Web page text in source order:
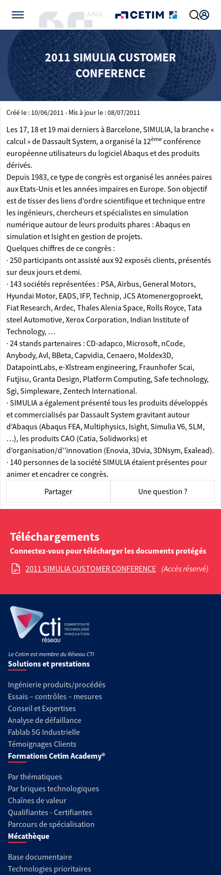
2011 SIMULIA CUSTOMER
CONFERENCE
Créé le : 10/06/2011 - Mis à jour le : 08/07/2011
Les 17, 18 et 19 mai derniers à Barcelone, SIMULIA, la branche «
calcul » de Dassault System, a organisé la 12ème conférence
européenne utilisateurs du logiciel Abaqus et des produits
dérivés.
Depuis 1983, ce type de congrès est organisé les années paires
aux Etats-Unis et les années impaires en Europe. Son objectif
est de tisser des liens d’ordre scientifique et technique entre
les ingénieurs, chercheurs et spécialistes en simulation
numérique autour de leurs produits phares : Abaqus en
simulation et Isight en gestion de projets.
Quelques chiffres de ce congrès :
· 250 participants ont assisté aux 92 exposés clients, présentés
sur deux jours et demi.
· 143 sociétés représentées : PSA, Airbus, General Motors,
Hyundai Motor, EADS, IFP, Technip, JCS Atomenergoproekt,
Fiat Research, Ardec, Thales Alenia Space, Rolls Royce, Tata
steel Automotive, Xerox Corporation, Indian Institute of
Technology, …
· 24 stands partenaires : CD-adapco, Microsoft, nCode,
Anybody, Avl, BBeta, Capvidia, Cenaero, Moldex3D,
DatapointLabs, e-Xlstream engineering, Fraunhofer Scai,
Futjisu, Granta Design, Platform Computing, Safe technology,
Sgi, Simpleware, Zentech International.
· SIMULIA a également présenté tous les produits développés
et commercialisés par Dassault System gravitant autour
d’Abaqus (Abaqus FEA, Multiphysics, Isight, Simulia V6, SLM,
…), les produits CAO (Catia, Solidworks) et
d’organisation/d’’innovation (Enovia, 3Dvia, 3DNsym, Exalead).
· 140 personnes de la société SIMULIA étaient présentes pour
animer et encadrer ce congrès.
Partager
Une question ?
Téléchargements
Connectez-vous pour télécharger les documents protégés
2011 SIMULIA CUSTOMER CONFERENCE (Accès réservé)
Solutions et prestations
Ingénierie produits/procédés
Essais – contrôles – mesures
Conseil et Expertises
Analyse de défaillance
Fablab 5G Industrielle
Témoignages Clients
Formations Cetim Academy®
Par thématiques
Par briques technologiques
Chaînes de valeur
Qualifiantes - Certifiantes
Parcours de spécialisation
Mécathèque
Base documentaire
Technologies prioritaires